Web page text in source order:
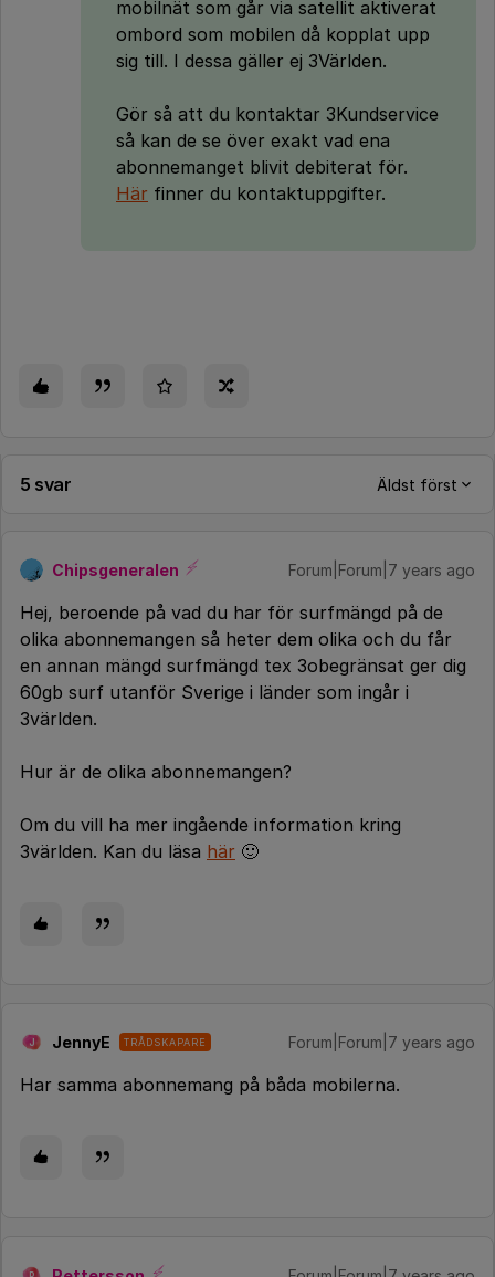
mobilnät som går via satellit aktiverat
ombord som mobilen då kopplat upp
sig till. I dessa gäller ej 3Världen.
Gör så att du kontaktar 3Kundservice
så kan de se över exakt vad ena
abonnemanget blivit debiterat för.
Här finner du kontaktuppgifter.
5 svar Äldst först
Chipsgeneralen Forum|Forum|7 years ago
Hej, beroende på vad du har för surfmängd på de
olika abonnemangen så heter dem olika och du får
en annan mängd surfmängd tex 3obegränsat ger dig
60gb surf utanför Sverige i länder som ingår i
3världen.
Hur är de olika abonnemangen?
Om du vill ha mer ingående information kring
3världen. Kan du läsa här 🙂
J JennyE TRÅDSKAPARE Forum|Forum|7 years ago
Har samma abonnemang på båda mobilerna.